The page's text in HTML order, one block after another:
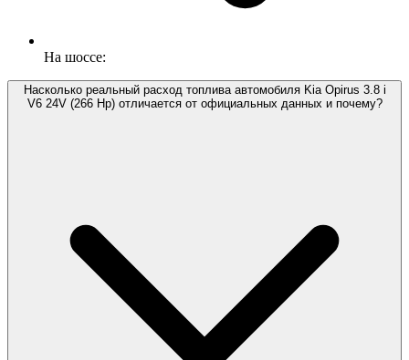
На шоссе:
Насколько реальный расход топлива автомобиля Kia Opirus 3.8 i
V6 24V (266 Hp) отличается от официальных данных и почему?